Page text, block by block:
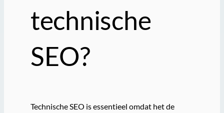
technische
SEO?
Technische SEO is essentieel omdat het de